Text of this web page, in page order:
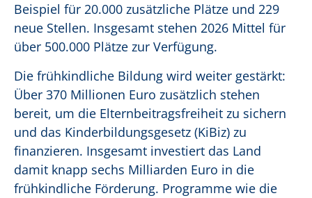
Beispiel für 20.000 zusätzliche Plätze und 229
neue Stellen. Insgesamt stehen 2026 Mittel für
über 500.000 Plätze zur Verfügung.
Die frühkindliche Bildung wird weiter gestärkt:
Über 370 Millionen Euro zusätzlich stehen
bereit, um die Elternbeitragsfreiheit zu sichern
und das Kinderbildungsgesetz (KiBiz) zu
finanzieren. Insgesamt investiert das Land
damit knapp sechs Milliarden Euro in die
frühkindliche Förderung. Programme wie die